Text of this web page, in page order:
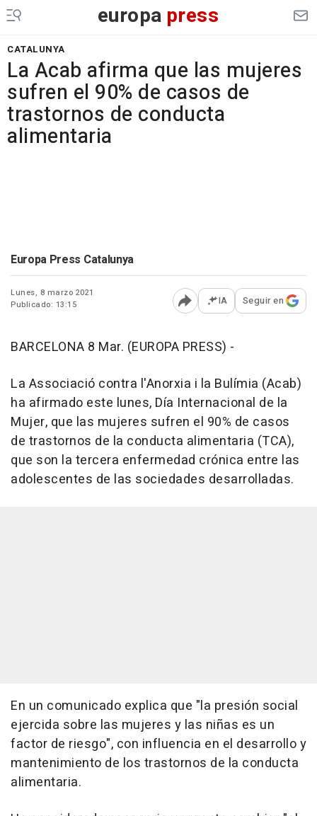
europa press
CATALUNYA
La Acab afirma que las mujeres
sufren el 90% de casos de
trastornos de conducta
alimentaria
Europa Press Catalunya
Lunes, 8 marzo 2021
Publicado: 13:15
Abrir opciones para
IA Seguir en
BARCELONA 8 Mar. (EUROPA PRESS) -
La Associació contra l'Anorxia i la Bulímia (Acab)
ha afirmado este lunes, Día Internacional de la
Mujer, que las mujeres sufren el 90% de casos
de trastornos de la conducta alimentaria (TCA),
que son la tercera enfermedad crónica entre las
adolescentes de las sociedades desarrolladas.
En un comunicado explica que "la presión social
ejercida sobre las mujeres y las niñas es un
factor de riesgo", con influencia en el desarrollo y
mantenimiento de los trastornos de la conducta
alimentaria.